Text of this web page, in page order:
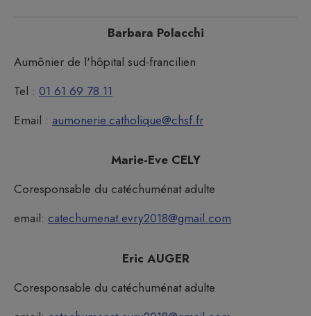
Barbara Polacchi
Aumônier de l'hôpital sud-francilien
Tel : 01 61 69 78 11
Email : aumonerie.catholique@chsf.fr
Marie-Eve CELY
Coresponsable du catéchuménat adulte
email: catechumenat.evry2018@gmail.com
Eric AUGER
Coresponsable du catéchuménat adulte